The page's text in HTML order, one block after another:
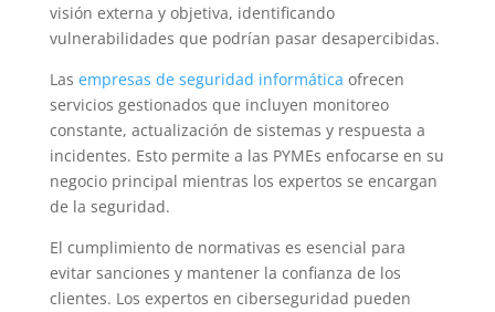
visión externa y objetiva, identificando
vulnerabilidades que podrían pasar desapercibidas.
Las empresas de seguridad informática ofrecen
servicios gestionados que incluyen monitoreo
constante, actualización de sistemas y respuesta a
incidentes. Esto permite a las PYMEs enfocarse en su
negocio principal mientras los expertos se encargan
de la seguridad.
El cumplimiento de normativas es esencial para
evitar sanciones y mantener la confianza de los
clientes. Los expertos en ciberseguridad pueden